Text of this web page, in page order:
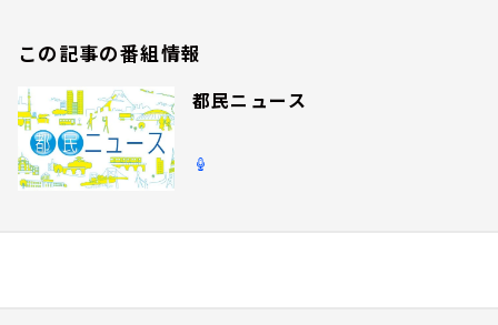
この記事の番組情報
都民ニュース